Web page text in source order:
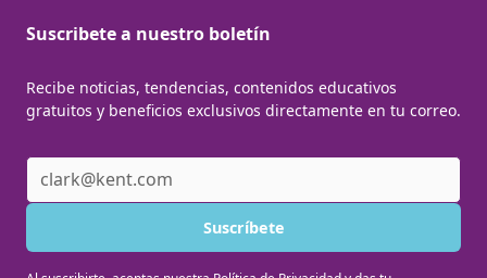
Suscribete a nuestro boletín
Recibe noticias, tendencias, contenidos educativos
gratuitos y beneficios exclusivos directamente en tu correo.